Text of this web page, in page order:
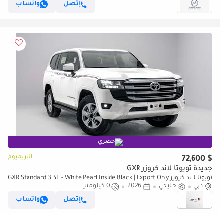
إتصل
واتساب
حصري
$ 72,600 البريميوم
جديدة تويوتا لاند كروزر GXR
تويوتا لاند كروزر GXR Standard 3.5L - White Pearl Inside Black | Export Only
دبي
خليجي 2026
0 كيلومتر
إتصل
واتساب